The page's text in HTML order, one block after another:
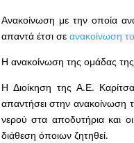
Ανακοίνωση με την οποία
απαντά έτσι σε ανακοίνωση
Η ανακοίνωση της ομάδας της
Η Διοίκηση της Α.Ε.
απαντήσει στην ανακοίνωση
νερού στα αποδυτήρια και
διάθεση όποιων ζητηθεί.